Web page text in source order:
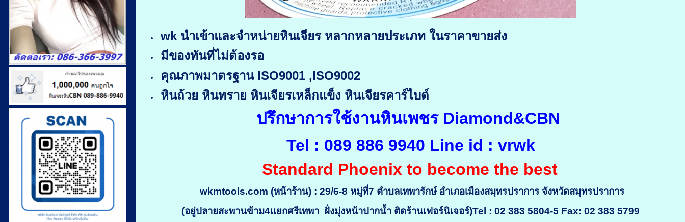
wk นำเข้าและจำหน่ายหินเจียร หลากหลายประเภท ในราคาขายส่ง
มีของทันที่ไม่ต้องรอ
คุณภาพมาตรฐาน ISO9001 ,ISO9002
หินถ้วย หินทราย หินเจียรเหล็กแข็ง หินเจียรคาร์ไบด์
ปรึกษาการใช้งานหินเพชร Diamond&CBN
Tel : 089 886 9940 Line id : vrwk
Standard Phoenix to become the best
wkmtools.com (หน้าร้าน) : 29/6-8 หมู่ที่7 ตำบลเทพารักษ์ อำเภอเมืองสมุทรปราการ จังหวัดสมุทรปราการ
(อยู่ปลายสะพานข้าม4แยกศรีเทพา ฝั่งมุ่งหน้าปากน้ำ ติดร้านเฟอร์นิเจอร์)Tel : 02 383 5804-5 Fax: 02 383 5799